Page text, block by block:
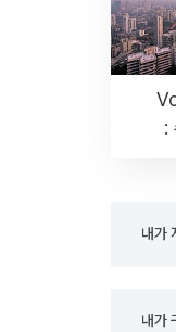
:
내가
내가